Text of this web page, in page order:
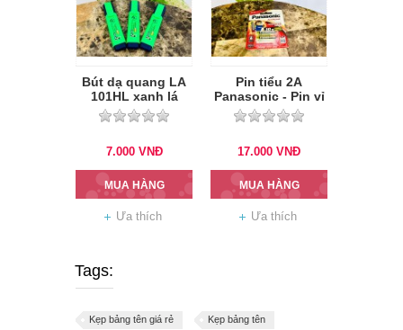
Bút dạ quang LA
101HL xanh lá
7.000 VNĐ
MUA HÀNG
Ưa thích
Pin tiểu 2A
Panasonic - Pin vỉ
17.000 VNĐ
MUA HÀNG
Ưa thích
Tags:
Kẹp bảng tên giá rẻ Kẹp bảng tên